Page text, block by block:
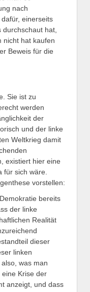
nach
einerseits
durchschaut hat,
nicht hat kaufen
Beweis für die
Sie ist zu
werden
der
und der linke
Weltkrieg damit
existiert hier eine
für sich wäre.
vorstellen:
bereits
der linke
Realität
dieser
linken
was man
Krise der
anzeigt, und dass